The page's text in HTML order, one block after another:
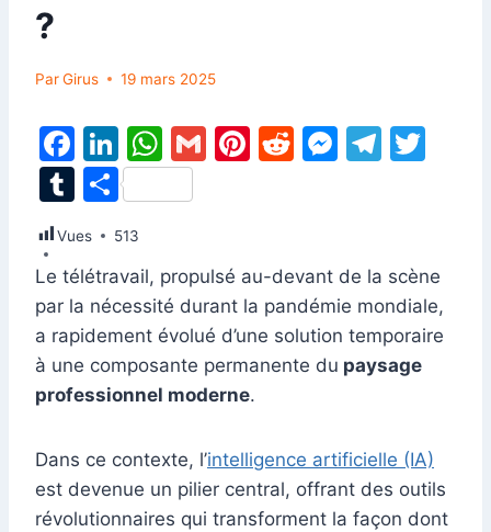
?
ParGirus 19 mars 2025
F
a
c
e
b
o
o
k
Li
n
k
e
dI
n
W
h
at
A
p
p
G
Pi
st
R
t
M
e
n
g
er
T
a
m
T
m
bl
r
P
ar
ta
g
er
Vues 513
Le télétravail, propulsé au-devant de la scène
par la nécessité durant la pandémie mondiale,
a rapidement évolué d’une solution temporaire
à une composante permanente du paysage
professionnel moderne.
Dans ce contexte, l’intelligence artificielle (IA)
est devenue un pilier central, offrant des outils
révolutionnaires qui transforment la façon dont